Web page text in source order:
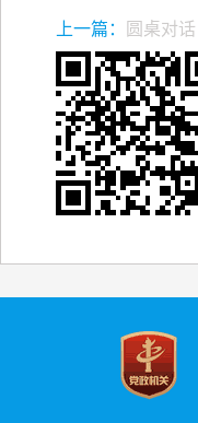
上一篇： 圆桌对